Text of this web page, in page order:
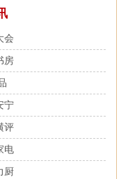
会
房
宁
评
电
厨